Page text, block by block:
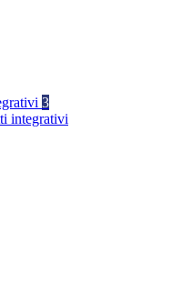
3
integrativi